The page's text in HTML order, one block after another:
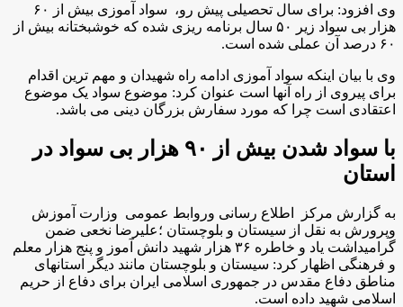
وی افزود: برای سال تحصیلی پیش رو، سواد آموزی بیش از ۶۰
هزار بی سواد زیر ۵۰ سال برنامه ریزی شده که خوشبختانه بیش از
۶۰ درصد آن عملی شده است.
وی با بیان اینکه سواد آموزی ادامه راه شهیدان و مهم ترین اقدام
برای پیروی از راه آنها است عنوان کرد: موضوع سواد یک موضوع
اعتقادی است چرا که مورد سفارش بزرگان دینی می باشد.
با سواد شدن بیش از ۹۰ هزار بی سواد در
استان
به گزارش مركز اطلاع رسانی وروابط عمومی وزارت آموزش
وپرورش به نقل از سیستان و بلوچستان ؛علیرضا نخعی ضمن
گرامیداشت یاد و خاطره ۳۶ هزار شهید دانش آموز و پنج هزار معلم
و فرهنگی اظهار کرد: سیستان و بلوچستان مانند دیگر استانهای
مناطق دفاع مقدس در جمهوری اسلامی ایران برای دفاع از حریم
اسلامی شهید داده است.